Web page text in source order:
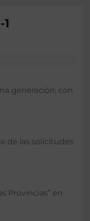
generación, con
de las solicitudes
Provincias” en